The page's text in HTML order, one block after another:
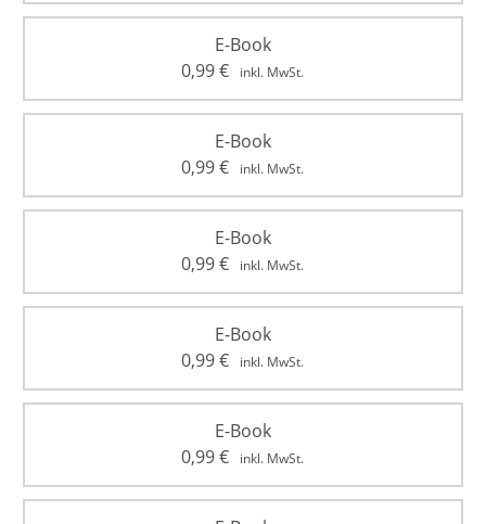
E-Book
0,99€ inkl. MwSt.
E-Book
0,99€ inkl. MwSt.
E-Book
0,99€ inkl. MwSt.
E-Book
0,99€ inkl. MwSt.
E-Book
0,99€ inkl. MwSt.